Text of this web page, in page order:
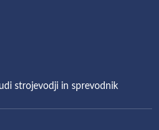
strojevodji in sprevodnik